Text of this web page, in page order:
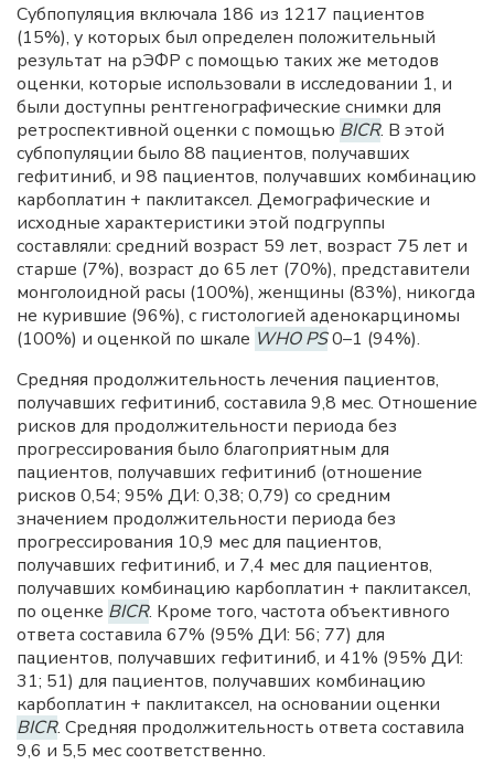
Субпопуляция включала 186 из 1217 пациентов
(15%), у которых был определен положительный
результат на рЭФР с помощью таких же методов
оценки, которые использовали в исследовании 1, и
были доступны рентгенографические снимки для
ретроспективной оценки с помощью BICR. В этой
субпопуляции было 88 пациентов, получавших
гефитиниб, и 98 пациентов, получавших комбинацию
карбоплатин + паклитаксел. Демографические и
исходные характеристики этой подгруппы
составляли: средний возраст 59 лет, возраст 75 лет и
старше (7%), возраст до 65 лет (70%), представители
монголоидной расы (100%), женщины (83%), никогда
не курившие (96%), c гистологией аденокарциномы
(100%) и оценкой по шкале WHO PS0–1 (94%).
Средняя продолжительность лечения пациентов,
получавших гефитиниб, составила 9,8 мес. Отношение
рисков для продолжительности периода без
прогрессирования было благоприятным для
пациентов, получавших гефитиниб (отношение
рисков 0,54; 95% ДИ: 0,38; 0,79) со средним
значением продолжительности периода без
прогрессирования 10,9 мес для пациентов,
получавших гефитиниб, и 7,4 мес для пациентов,
получавших комбинацию карбоплатин + паклитаксел,
по оценке BICR. Кроме того, частота объективного
ответа составила 67% (95% ДИ: 56; 77) для
пациентов, получавших гефитиниб, и 41% (95% ДИ:
31; 51) для пациентов, получавших комбинацию
карбоплатин + паклитаксел, на основании оценки
BICR. Средняя продолжительность ответа составила
9,6 и 5,5 мес соответственно.